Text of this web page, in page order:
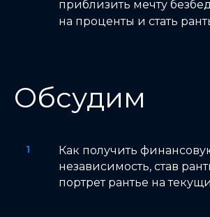
приблизить мечту
на проценты и стать
Обсудим
Как получить
независимость, став
портрет рантье на